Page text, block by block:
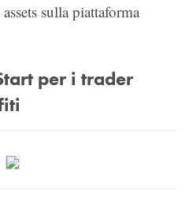
sulla piattaforma
per i trader